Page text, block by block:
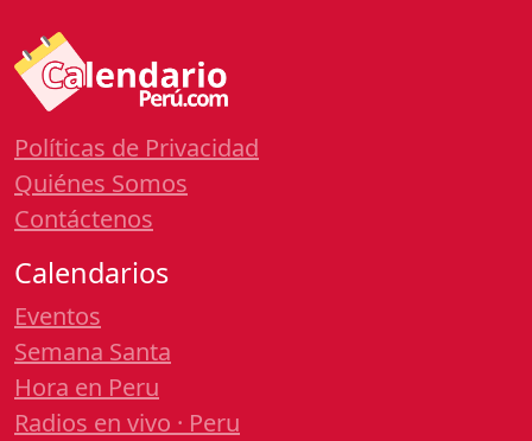
Políticas de Privacidad
Quiénes Somos
Contáctenos
Calendarios
Eventos
Semana Santa
Hora en Peru
Radios en vivo · Peru